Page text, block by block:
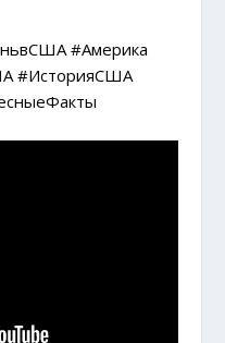
#Америка
#ИсторияСША